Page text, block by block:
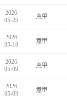
2026
05-25
意甲
2026
05-18
意甲
2026
05-09
意甲
2026
05-03
意甲